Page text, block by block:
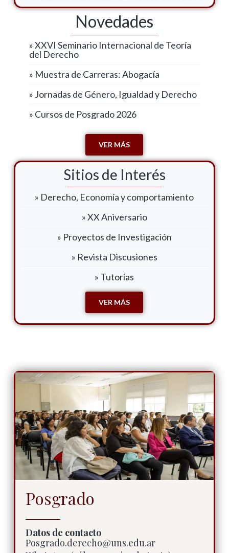
Novedades
» XXVI Seminario Internacional de Teoría
del Derecho
» Muestra de Carreras: Abogacía
» Jornadas de Género, Igualdad y Derecho
» Cursos de Posgrado 2026
VER MÁS
Sitios de Interés
» Derecho, Economía y comportamiento
» XX Aniversario
» Proyectos de Investigación
» Revista Discusiones
» Tutorías
VER MÁS
Posgrado
Datos de contacto
Posgrado.derecho@uns.edu.ar